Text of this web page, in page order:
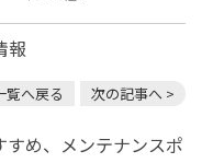
報
覧へ戻る 次の記事へ >
め、メンテナンスポ